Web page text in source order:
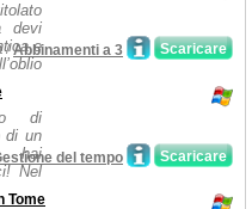
devi
e
Scaricare
/Abbinamenti a 3
di
di un
hai
Nel
Scaricare
del tempo
Tome